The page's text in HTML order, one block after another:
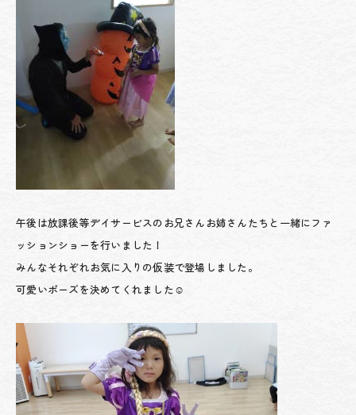
午後は放課後等デイサービスのお兄さんお姉さんたちと一緒にファ
ッションショーを行いました！
みんなそれぞれお気に入りの仮装で登場しました。
可愛いポーズを決めてくれました☺